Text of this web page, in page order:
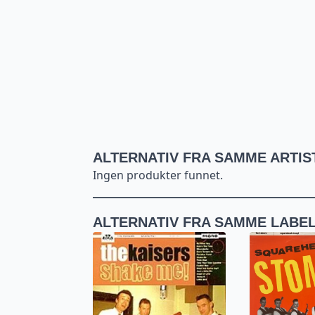
ALTERNATIV FRA SAMME
Ingen produkter funnet.
ALTERNATIV FRA SAMME